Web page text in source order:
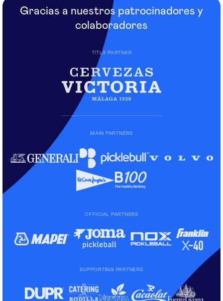
Gracias a nuestros patrocinadores y
colaboradores
TITLE PARTNER
MAIN PARTNERS
OFFICIAL PARTNERS
SUPPORTING PARTNERS